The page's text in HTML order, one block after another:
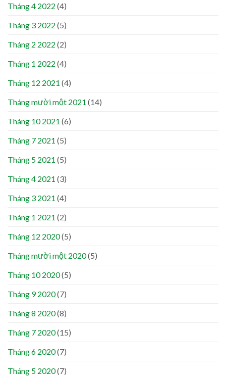
Tháng 4 2022 (4)
Tháng 3 2022 (5)
Tháng 2 2022 (2)
Tháng 1 2022 (4)
Tháng 12 2021 (4)
Tháng mười một 2021 (14)
Tháng 10 2021 (6)
Tháng 7 2021 (5)
Tháng 5 2021 (5)
Tháng 4 2021 (3)
Tháng 3 2021 (4)
Tháng 1 2021 (2)
Tháng 12 2020(5)
Tháng mười một 2020(5)
Tháng 10 2020(5)
Tháng 9 2020(7)
Tháng 8 2020(8)
Tháng 7 2020(15)
Tháng 6 2020(7)
Tháng 5 2020(7)